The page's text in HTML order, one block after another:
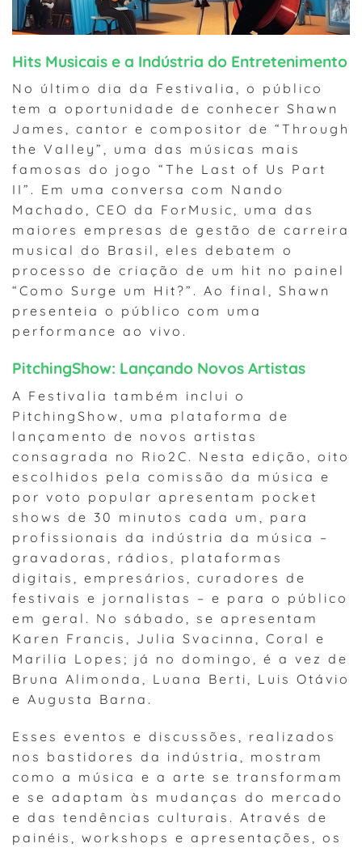
Hits Musicais e a Indústria do Entretenimento
No último dia da Festivalia, o público
tem a oportunidade de conhecer Shawn
James, cantor e compositor de “Through
the Valley”, uma das músicas mais
famosas do jogo “The Last of Us Part
II”. Em uma conversa com Nando
Machado, CEO da ForMusic, uma das
maiores empresas de gestão de carreira
musical do Brasil, eles debatem o
processo de criação de um hit no painel
“Como Surge um Hit?”. Ao final, Shawn
presenteia o público com uma
performance ao vivo.
PitchingShow: Lançando Novos Artistas
A Festivalia também inclui o
PitchingShow, uma plataforma de
lançamento de novos artistas
consagrada no Rio2C. Nesta edição, oito
escolhidos pela comissão da música e
por voto popular apresentam pocket
shows de 30 minutos cada um, para
profissionais da indústria da música –
gravadoras, rádios, plataformas
digitais, empresários, curadores de
festivais e jornalistas – e para o público
em geral. No sábado, se apresentam
Karen Francis, Julia Svacinna, Coral e
Marilia Lopes; já no domingo, é a vez de
Bruna Alimonda, Luana Berti, Luis Otávio
e Augusta Barna.
Esses eventos e discussões, realizados
nos bastidores da indústria, mostram
como a música e a arte se transformam
e se adaptam às mudanças do mercado
e das tendências culturais. Através de
painéis, workshops e apresentações, os